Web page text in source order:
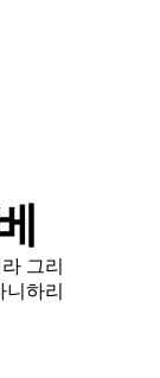
그리
하리